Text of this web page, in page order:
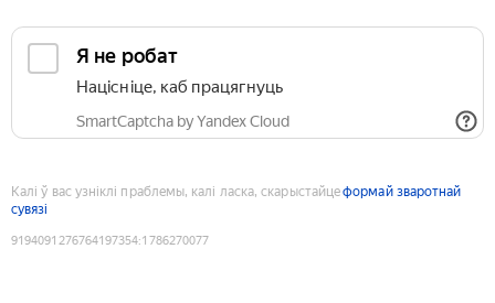
Я не робат
Націсніце, каб працягнуць
SmartCaptcha by Yandex Cloud
Калі ў вас узніклі праблемы, калі ласка, скарыстайцеформай зваротнай
сувязі
9194091276764197354:1786270077